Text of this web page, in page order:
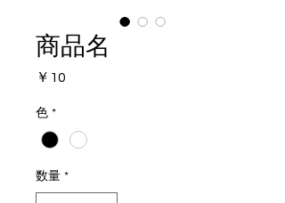
商品名
￥10
色 *
数量 *